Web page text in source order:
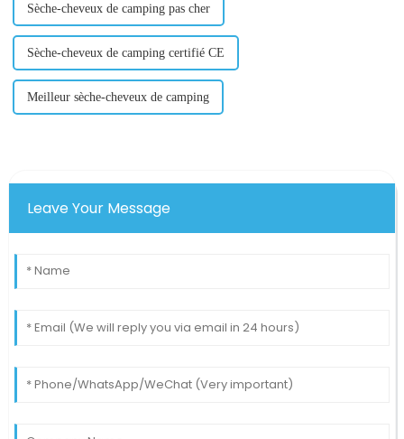
Sèche-cheveux de camping pas cher
Sèche-cheveux de camping certifié CE
Meilleur sèche-cheveux de camping
Leave Your Message